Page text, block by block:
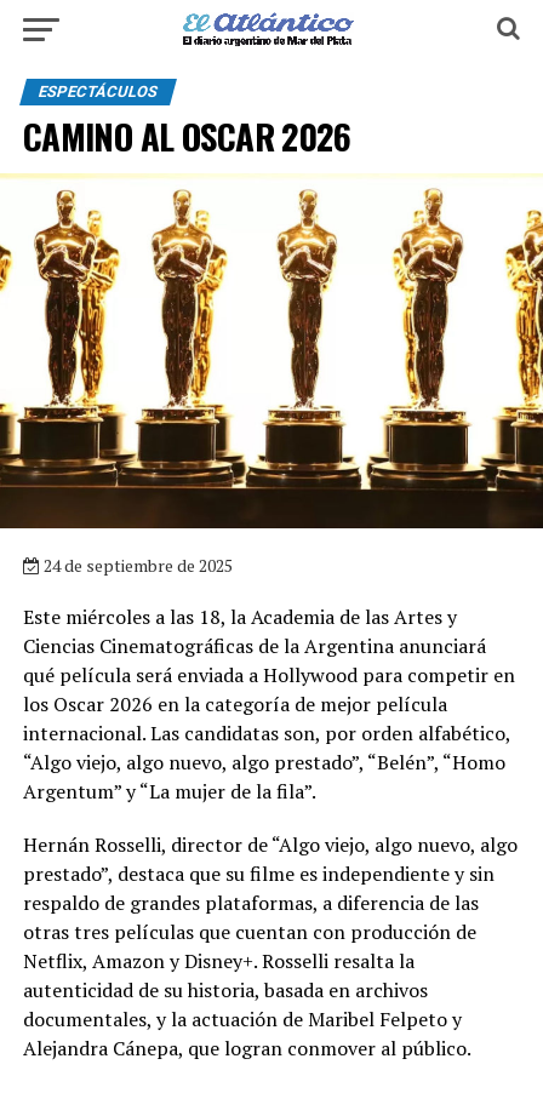
ESPECTÁCULOS
CAMINO AL OSCAR 2026
24 de septiembre de 2025
Este miércoles a las 18, la Academia de las Artes y
Ciencias Cinematográficas de la Argentina anunciará
qué película será enviada a Hollywood para competir en
los Oscar 2026 en la categoría de mejor película
internacional. Las candidatas son, por orden alfabético,
“Algo viejo, algo nuevo, algo prestado”, “Belén”, “Homo
Argentum” y “La mujer de la fila”.
Hernán Rosselli, director de “Algo viejo, algo nuevo, algo
prestado”, destaca que su filme es independiente y sin
respaldo de grandes plataformas, a diferencia de las
otras tres películas que cuentan con producción de
Netflix, Amazon y Disney+. Rosselli resalta la
autenticidad de su historia, basada en archivos
documentales, y la actuación de Maribel Felpeto y
Alejandra Cánepa, que logran conmover al público.